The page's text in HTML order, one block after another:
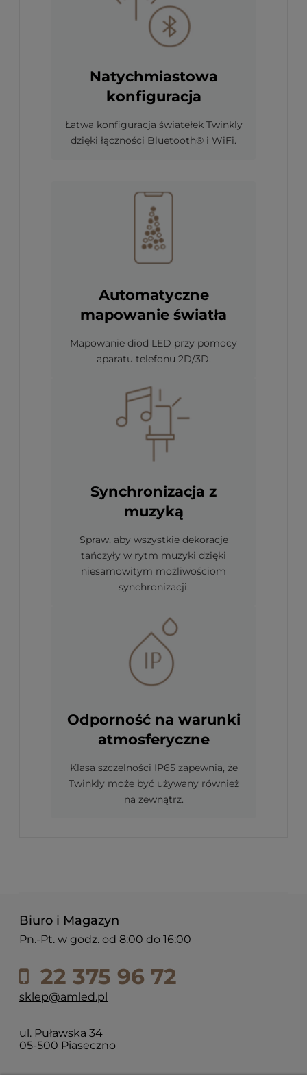
Natychmiastowa
konfiguracja
Łatwa konfiguracja światełek Twinkly
dzięki łączności Bluetooth® i WiFi.
Automatyczne
mapowanie światła
Mapowanie diod LED przy pomocy
aparatu telefonu 2D/3D.
Synchronizacja z
muzyką
Spraw, aby wszystkie dekoracje
tańczyły w rytm muzyki dzięki
niesamowitym możliwościom
synchronizacji.
Odporność na warunki
atmosferyczne
Klasa szczelności IP65 zapewnia, że
Twinkly może być używany również
na zewnątrz.
Biuro i Magazyn
Pn.-Pt. w godz. od 8:00 do 16:00
22 375 96 72
sklep@amled.pl
ul. Puławska 34
05-500 Piaseczno